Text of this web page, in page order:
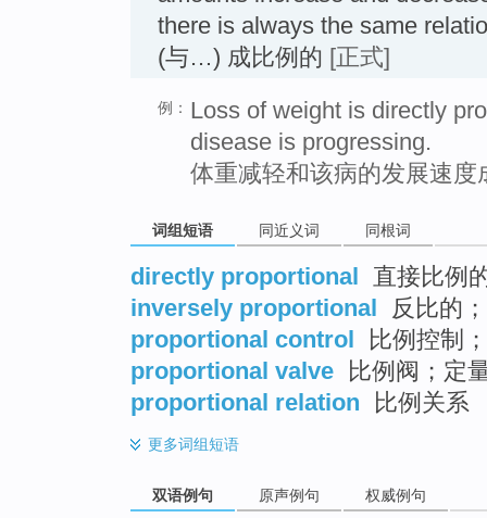
there is always the same
(与…) 成比例的 [正式]
例： Loss of weight is directly
disease is progressing.
体重减轻和该病的发展速度
词组短语 同近义词 同根词
directly proportional 直接比例
inversely proportional
反比的
proportional control
比例控制
proportional valve
比例阀；定
proportional relation
比例关系
更多词组短语
双语例句 原声例句 权威例句